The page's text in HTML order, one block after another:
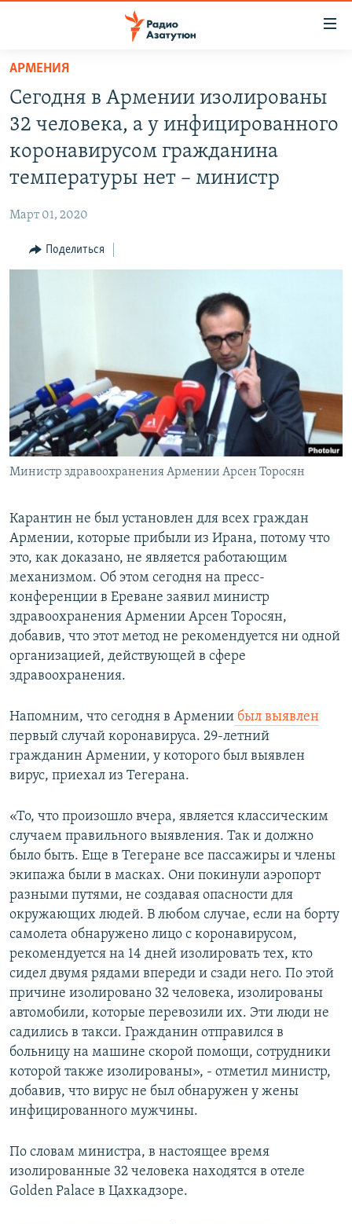
Перейти
основному
содержанию
основной
Перейти
поиску
НОВОСТИ
РЕГИОН
НАГОРНЫЙ КАРАБАХ
Հայերեն
English
Русский
Все сайты Радио Азатутюн
АРМЕНИЯ
Сегодня в Армении изолированы
32 человека, а у инфицированного
коронавирусом гражданина
температуры нет – министр
Март 01, 2020
Поделиться
Министр здравоохранения Армении Арсен Торосян
Карантин не был установлен для всех граждан
Армении, которые прибыли из Ирана, потому что
это, как доказано, не является работающим
механизмом. Об этом сегодня на пресс-
конференции в Ереване заявил министр
здравоохранения Армении Арсен Торосян,
добавив, что этот метод не рекомендуется ни одной
организацией, действующей в сфере
здравоохранения.
Напомним, что сегодня в Армении был выявлен
первый случай коронавируса. 29-летний
гражданин Армении, у которого был выявлен
вирус, приехал из Тегерана.
«То, что произошло вчера, является классическим
случаем правильного выявления. Так и должно
было быть. Еще в Тегеране все пассажиры и члены
экипажа были в масках. Они покинули аэропорт
разными путями, не создавая опасности для
окружающих людей. В любом случае, если на борту
самолета обнаружено лицо с коронавирусом,
рекомендуется на 14 дней изолировать тех, кто
сидел двумя рядами впереди и сзади него. По этой
причине изолировано 32 человека, изолированы
автомобили, которые перевозили их. Эти люди не
садились в такси. Гражданин отправился в
больницу на машине скорой помощи, сотрудники
которой также изолированы», - отметил министр,
добавив, что вирус не был обнаружен у жены
инфицированного мужчины.
По словам министра, в настоящее время
изолированные 32 человека находятся в отеле
Golden Palace в Цахкадзоре.